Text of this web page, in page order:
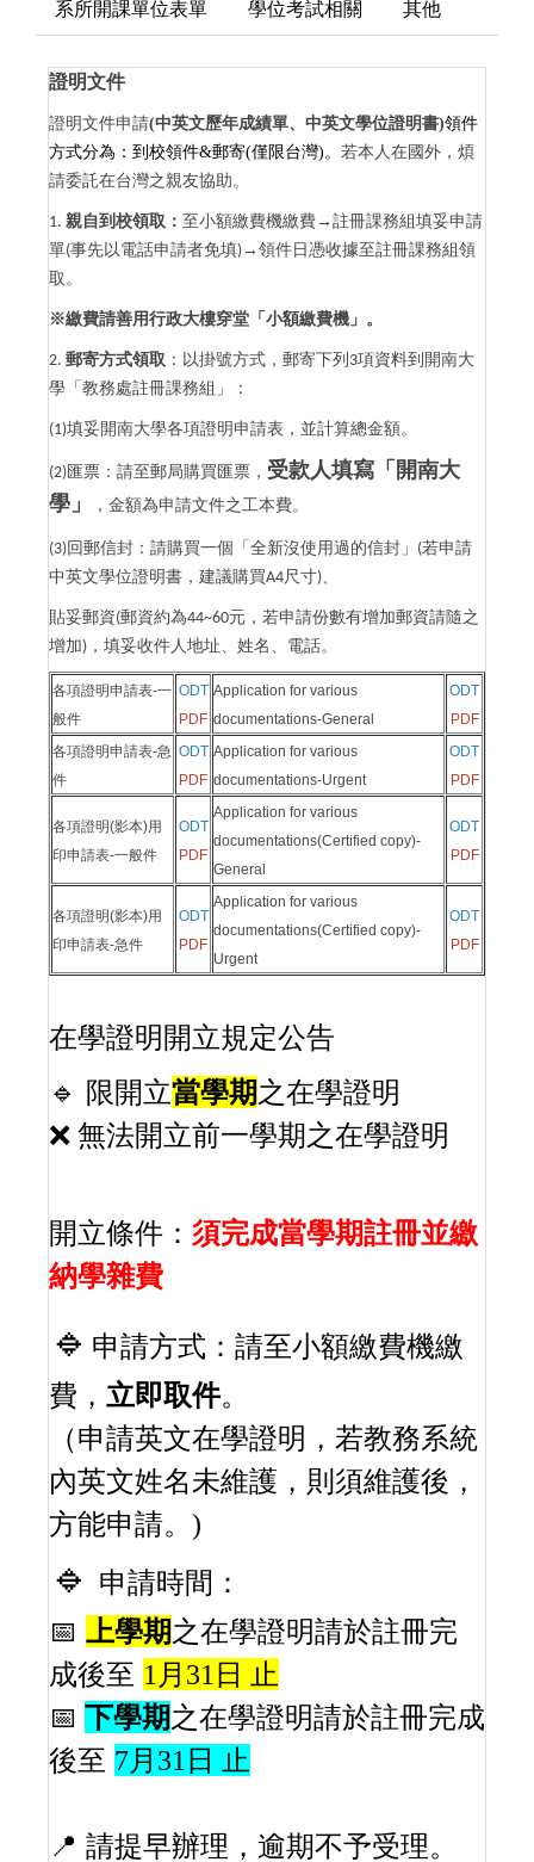
系所開課單位表單 學位考試相關 其他
證明文件
證明文件申請(中英文歷年成績單、中英文學位證明書)領件
方式分為：到校領件&郵寄(僅限台灣)。 若本人在國外，煩
請委託在台灣之親友協助。
1. 親自到校領取： 至小額繳費機繳費→註冊課務組填妥申請
單(事先以電話申請者免填)→領件日憑收據至註冊課務組領
取。
※繳費請善用行政大樓穿堂「小額繳費機」。
2. 郵寄方式領取 ：以掛號方式，郵寄下列 3項資料到開南大
學「教務處註冊課務組」：
(1)填妥開南大學各項證明申請表，並計算總金額。
(2)匯票：請至郵局購買匯票， 受款人填寫「開南大
學」
，金額為申請文件之工本費。
(3)回郵信封：請購買一個「全新沒使用過的信封」 (若申請
中英文學位證明書，建議購買A4尺寸)、
貼妥郵資(郵資約為44~60元，若申請份數有增加郵資請隨之
增加) ，填妥收件人地址、姓名、電話。
各項證明申請表-一
般件
ODT
PDF
Application for various
documentations-General
ODT
PDF
各項證明申請表-急
件
ODT
PDF
Application for various
documentations-Urgent
ODT
PDF
各項證明(影本)用
印申請表-一般件
ODT
PDF
Application for various
documentations(Certified copy)-
General
ODT
PDF
各項證明(影本)用
印申請表-急件
ODT
PDF
Application for various
documentations(Certified copy)-
Urgent
ODT
PDF
在學證明開立規定公告
🔹
限開立當學期之在學證明
❌ 無法開立前一學期之在學證明
開立條件 ： 須完成當學期註冊並繳
納學雜費
🔹 申請方式：請至小額繳費機繳
費， 立即取件。
（申請英文在學證明，若教務系統
內英文姓名未維護，則須維護後，
方能申請。)
🔹 申請時間 ：
📅 上學期之在學證明請於註冊完
成後至 1月31日 止
📅 下學期之在學證明請於註冊完成
後至 7月31日 止
📍 請提早辦理，逾期不予受理。